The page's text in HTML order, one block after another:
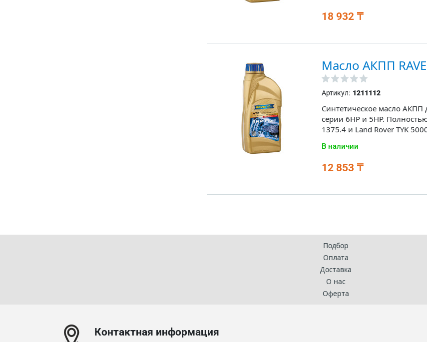
18 932 ₸
Масло АКПП
Артикул: 1211112
Синтетическое масло АКПП
серии 6HP и 5HP.
1375.4 и Land Rover TYK
В наличии
12 853 ₸
Подбор
Оплата
Доставка
О нас
Оферта
Контактная информация